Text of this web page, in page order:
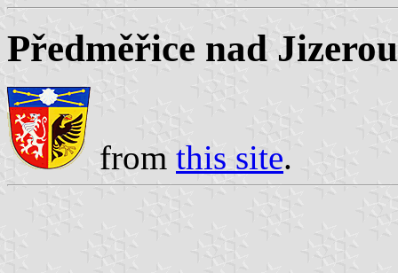
Předměřice nad
from this site.